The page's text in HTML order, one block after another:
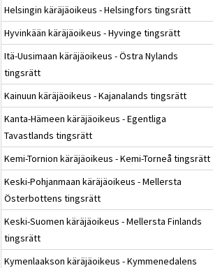
Helsingin käräjäoikeus - Helsingfors tingsrätt
Hyvinkään käräjäoikeus - Hyvinge tingsrätt
Itä-Uusimaan käräjäoikeus - Östra Nylands
tingsrätt
Kainuun käräjäoikeus - Kajanalands tingsrätt
Kanta-Hämeen käräjäoikeus - Egentliga
Tavastlands tingsrätt
Kemi-Tornion käräjäoikeus - Kemi-Torneå tingsrätt
Keski-Pohjanmaan käräjäoikeus - Mellersta
Österbottens tingsrätt
Keski-Suomen käräjäoikeus - Mellersta Finlands
tingsrätt
Kymenlaakson käräjäoikeus - Kymmenedalens